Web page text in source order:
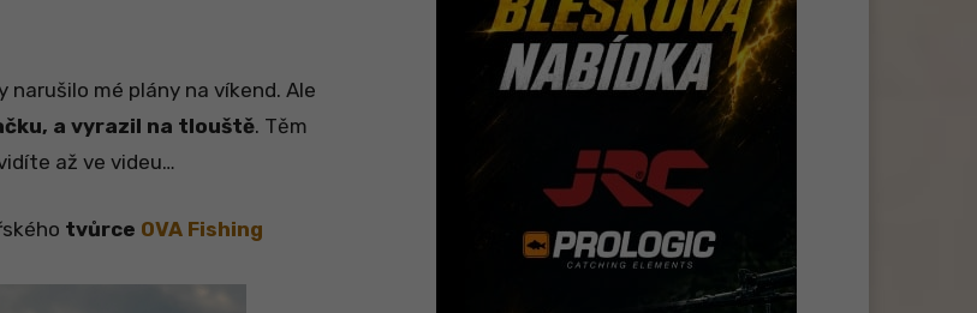
mé plány na víkend. Ale
a vyrazil na tlouště. Těm
až ve videu…
tvůrce OVA Fishing